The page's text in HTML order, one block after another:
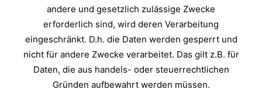
andere und gesetzlich zulässige Zwecke
erforderlich sind, wird deren Verarbeitung
eingeschränkt. D.h. die Daten werden gesperrt und
nicht für andere Zwecke verarbeitet. Das gilt z.B. für
Daten, die aus handels- oder steuerrechtlichen
Gründen aufbewahrt werden müssen.